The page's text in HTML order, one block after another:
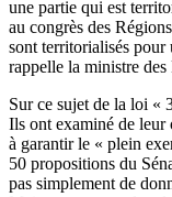
une partie qui est
au congrès des
sont territorialisés pour
rappelle la ministre
Sur ce sujet de la loi «
Ils ont examiné de
à garantir le « plein
50 propositions du
pas simplement de